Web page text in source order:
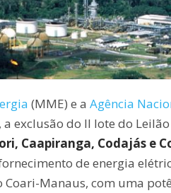
(MME) e a Agência
exclusão do II lote do
Caapiranga, Codajás e
de energia
Manaus, com uma